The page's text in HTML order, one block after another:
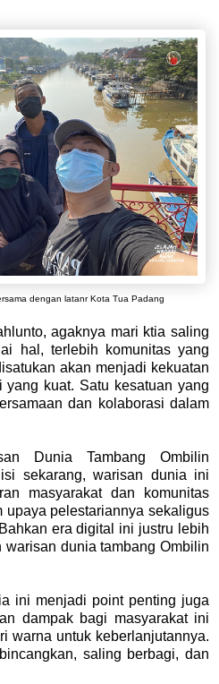
dengan latanr Kota Tua Padang
agaknya mari ktia saling
hal, terlebih komunitas yang
akan menjadi kekuatan
kuat. Satu kesatuan yang
dan kolaborasi dalam
Dunia Tambang Ombilin
sekarang, warisan dunia ini
masyarakat dan komunitas
upaya pelestariannya sekaligus
era digital ini justru lebih
warisan dunia tambang Ombilin
ini menjadi point penting juga
dampak bagi masyarakat ini
warna untuk keberlanjutannya.
saling berbagi, dan